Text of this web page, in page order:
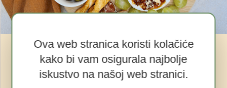
Ova web stranica koristi kolačiće
kako bi vam osigurala najbolje
iskustvo na našoj web stranici.
19.04.2022.
Vesela druženja uz